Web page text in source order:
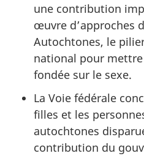
une contribution
œuvre d’approches
Autochtones, le
national pour
fondée sur le sexe.
La Voie fédérale
filles et les
autochtones
contribution du